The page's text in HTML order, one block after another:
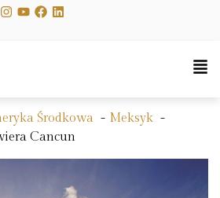
Środkowa
Meksyk
Cancun